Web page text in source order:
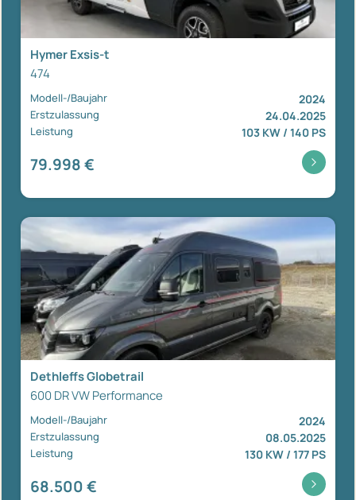
Hymer Exsis-t
474
Modell-/Baujahr 2024
Erstzulassung 24.04.2025
Leistung 103 KW / 140 PS
79.998 €
Dethleffs Globetrail
600 DR VW Performance
Modell-/Baujahr 2024
Erstzulassung 08.05.2025
Leistung 130 KW / 177 PS
68.500 €